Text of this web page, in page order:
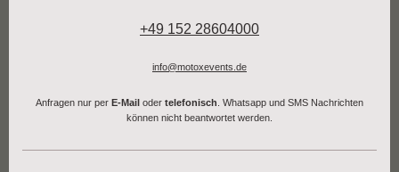
+49 152 28604000
info@motoxevents.de
Anfragen nur per E-Mail oder telefonisch . Whatsapp und SMS Nachrichten
können nicht beantwortet werden.